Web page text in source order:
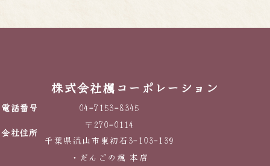
株式会社楓コーポレーション
電話番号 04-7153-8345
会社住所
〒270-0114
千葉県流山市東初石3-103-139
・だんごの楓 本店